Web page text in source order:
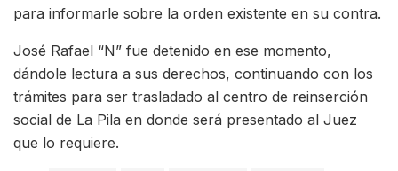
para informarle sobre la orden existente en su contra.
José Rafael “N” fue detenido en ese momento,
dándole lectura a sus derechos, continuando con los
trámites para ser trasladado al centro de reinserción
social de La Pila en donde será presentado al Juez
que lo requiere.